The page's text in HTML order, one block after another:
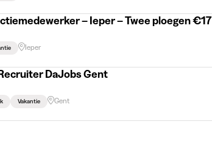
– Ieper – Twee ploegen €17
Ieper
DaJobs Gent
Vakantie Gent